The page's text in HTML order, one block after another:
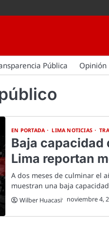
Pública Opinión
EN PORTADA LIMA NOTICIAS
Baja capacidad
Lima reportan
A dos meses de culminar el
muestran una baja
Wilber Huacasi noviembre 4,